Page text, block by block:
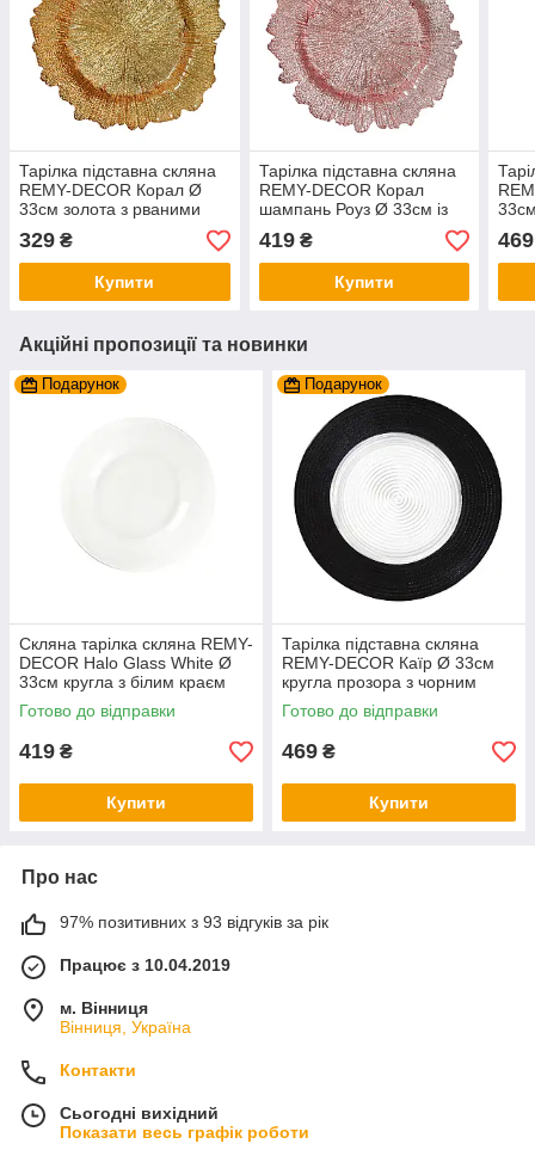
Тарілка підставна скляна
REMY-DECOR Корал Ø
33см золота з рваними
329 ₴
Купити
Тарілка підставна скляна
REMY-DECOR Корал
шампань Роуз Ø 33см із
святкового столу
419₴
Купити
469
Акційні пропозиції та новинки
Подарунок
Скляна тарілка скляна REMY-
DECOR Halo Glass White Ø
33см кругла з білим краєм
для святкового столу
Готово до відправки
419 ₴
Купити
Подарунок
Тарілка підставна скляна
REMY-DECOR Каїр Ø 33см
кругла прозора з чорним
обідком на святковий стіл
Готово до відправки
469 ₴
Купити
Про нас
97% позитивних з 93 відгуків за рік
Працює з 10.04.2019
м. Вінниця
Вінниця, Україна
Контакти
Сьогодні вихідний
Показати весь графік роботи